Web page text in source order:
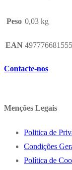
Peso 0,03 kg
EAN
Contacte-nos
Menções Legais
Politica de
Condições
Política de